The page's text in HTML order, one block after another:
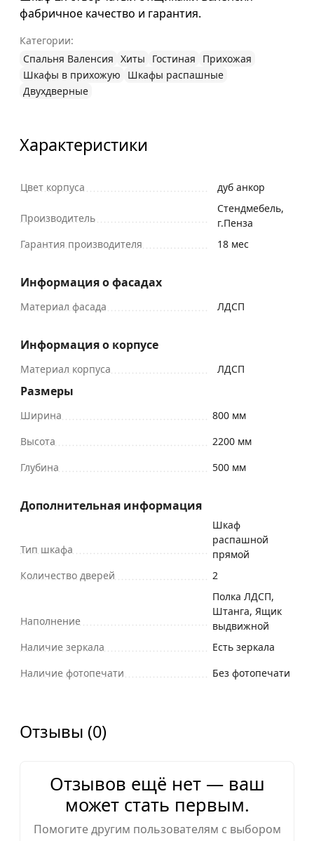
фабричное качество и гарантия.
Категории:
Спальня Валенсия Хиты Гостиная
Прихожая
Шкафы в прихожую
Шкафы распашные
Двухдверные
Характеристики
Цвет корпуса дуб анкор
Производитель
Стендмебель,
г.Пенза
Гарантия производителя
18 мес
Информация о фасадах
Материал фасада ЛДСП
Информация о корпусе
Материал корпуса ЛДСП
Размеры
Ширина
800 мм
Высота
2200 мм
Глубина
500 мм
Дополнительная информация
Тип шкафа
Шкаф
распашной
прямой
Количество дверей
2
Наполнение
Полка ЛДСП,
Штанга, Ящик
выдвижной
Наличие зеркала
Есть зеркала
Наличие фотопечати
Без фотопечати
Отзывы (0)
Отзывов ещё нет — ваш
может стать первым.
Помогите другим пользователям с выбором